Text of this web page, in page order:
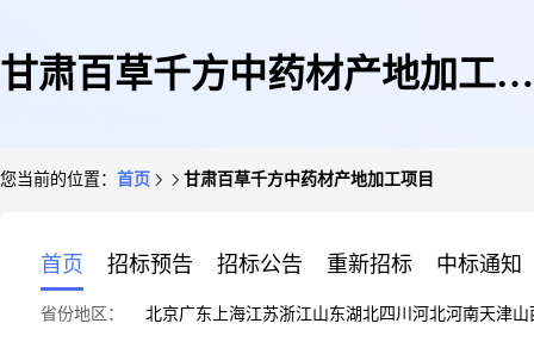
甘肃百草千方中药材产地加工项
您当前的位置： 首页 甘肃百草千方中药材产地加工项目
首页 招标预告 招标公告 重新招标 中标通知
省份地区： 北京广东 上海江苏浙江山东湖北四川 河北河南天津山